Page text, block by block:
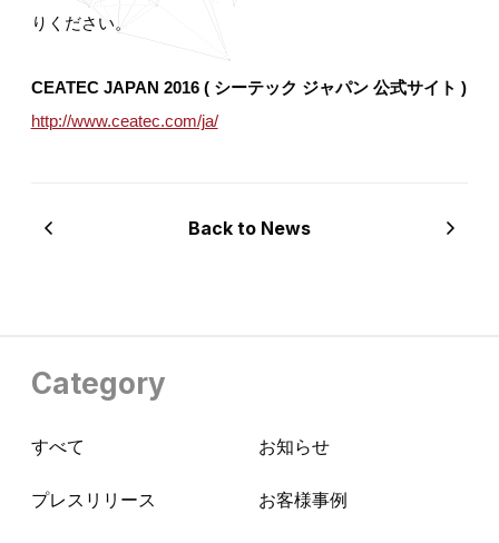
りください。
CEATEC JAPAN 2016 ( シーテック ジャパン 公式サイト )
http://www.ceatec.com/ja/
Back to News
Category
すべて お知らせ
プレスリリース お客様事例